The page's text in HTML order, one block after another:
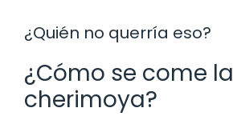
¿Quién no querría eso?
¿Cómo se come la
cherimoya?